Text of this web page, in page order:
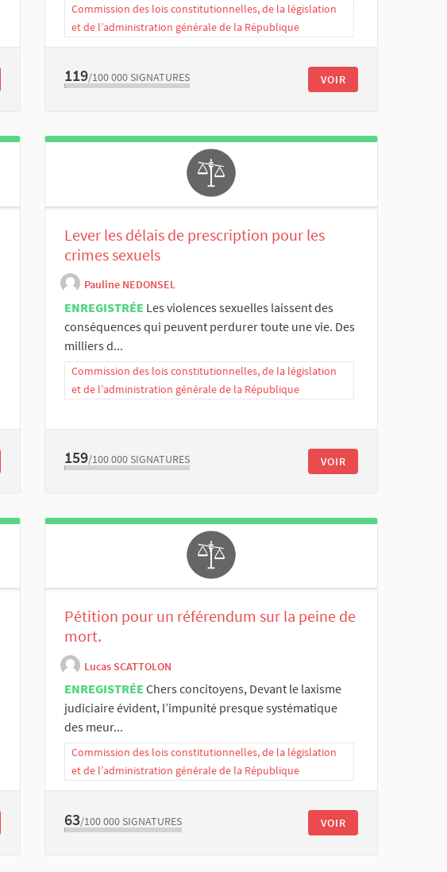
Commission des lois constitutionnelles, de la législation
et de l’administration générale de la République
119/100 000 SIGNATURES VOIR
Lever les délais de prescription pour les
crimes sexuels
Pauline NEDONSEL
ENREGISTRÉE Les violences sexuelles laissent des
conséquences qui peuvent perdurer toute une vie. Des
milliers d...
Commission des lois constitutionnelles, de la législation
et de l’administration générale de la République
159/100 000 SIGNATURES VOIR
Pétition pour un référendum sur la peine de
mort.
Lucas SCATTOLON
ENREGISTRÉE Chers concitoyens, Devant le laxisme
judiciaire évident, l’impunité presque systématique
des meur...
Commission des lois constitutionnelles, de la législation
et de l’administration générale de la République
63/100 000 SIGNATURES VOIR